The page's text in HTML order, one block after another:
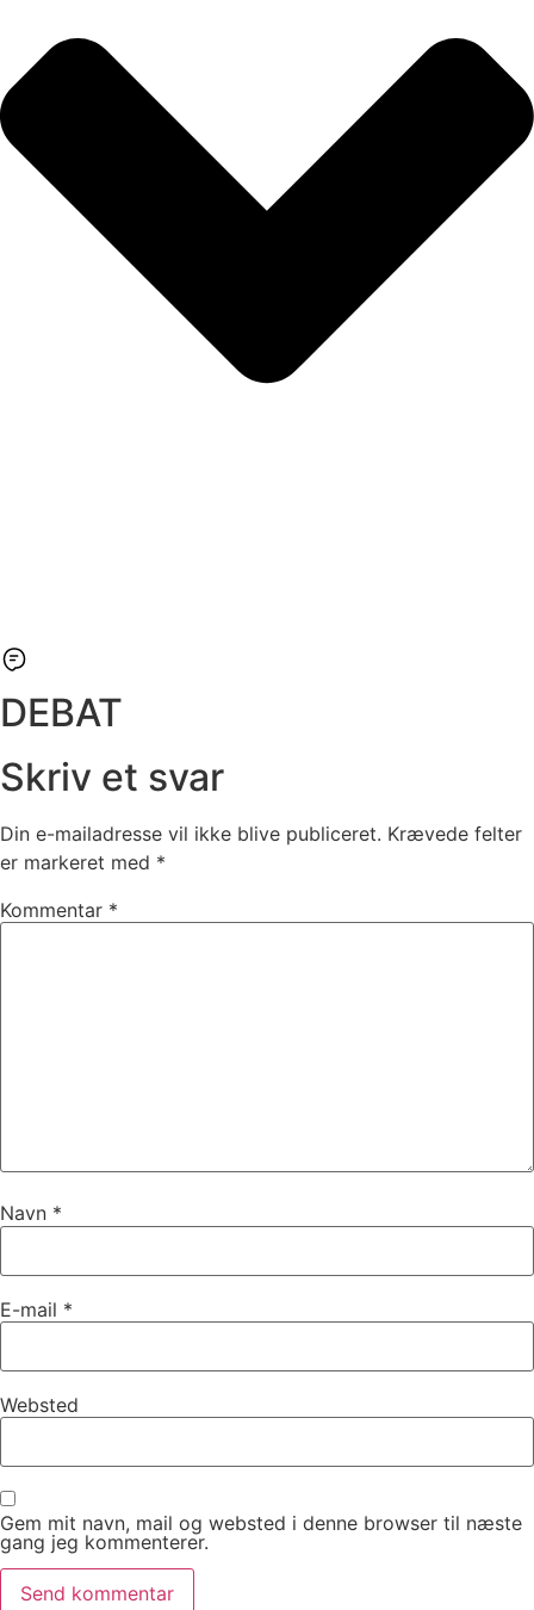
DEBAT
Skriv et svar
Din e-mailadresse vil ikke blive publiceret. Krævede felter
er markeret med *
Kommentar *
Navn *
E-mail *
Websted
Gem mit navn, mail og websted i denne browser til næste
gang jeg kommenterer.